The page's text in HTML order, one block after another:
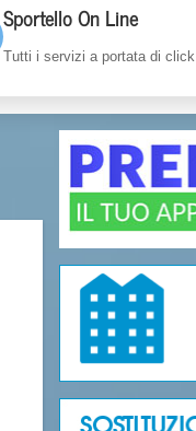
Sportello On Line
Tutti i servizi a portata di click